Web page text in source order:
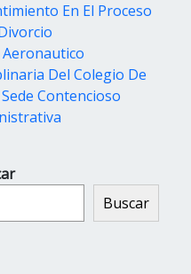
En El Proceso
Del Colegio De
Contencioso
Buscar